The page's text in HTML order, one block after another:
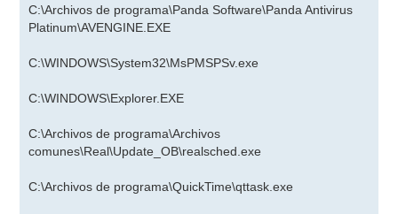
C:\Archivos de programa\Panda Software\Panda Antivirus
Platinum\AVENGINE.EXE
C:\WINDOWS\System32\MsPMSPSv.exe
C:\WINDOWS\Explorer.EXE
C:\Archivos de programa\Archivos
comunes\Real\Update_OB\realsched.exe
C:\Archivos de programa\QuickTime\qttask.exe